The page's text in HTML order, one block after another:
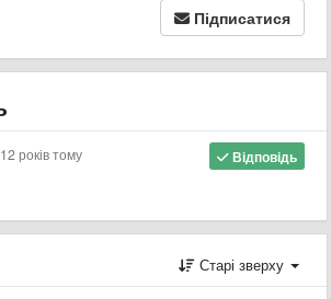
Підписатися
Відповідь
12 років тому
Старі зверху